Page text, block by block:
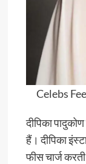
Celebs
दीपिका
हैं। दीपिका
फीस चार्ज